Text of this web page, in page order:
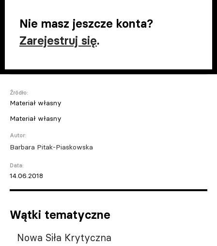
Nie masz jeszcze konta?
Zarejestruj się.
Źródło:
Materiał własny
Materiał własny
Autor:
Barbara Pitak-Piaskowska
Data:
14.06.2018
Wątki tematyczne
Nowa Siła Krytyczna